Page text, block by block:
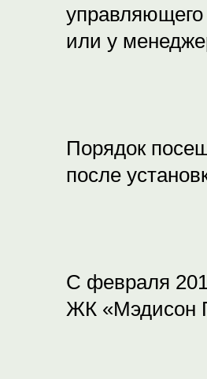
или у
Порядок
после
С февраля
ЖК «Мэдисон